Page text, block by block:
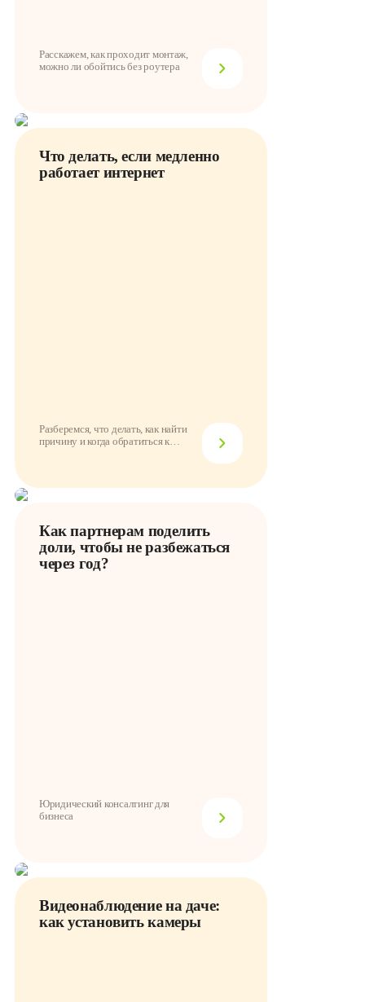
Расскажем, как проходит монтаж,
можно ли обойтись без роутера
Что делать, если медленно
работает интернет
Разберемся, что делать, как найти
причину и когда обратиться к
Как партнерам поделить
доли, чтобы не разбежаться
через год?
Юридический консалтинг для
бизнеса
Видеонаблюдение на даче:
как установить камеры